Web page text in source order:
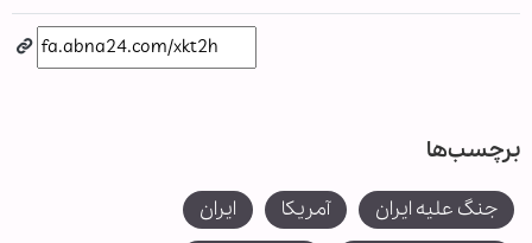
برچسب‌ها
جنگ علیه ایران آمریکا
ایران